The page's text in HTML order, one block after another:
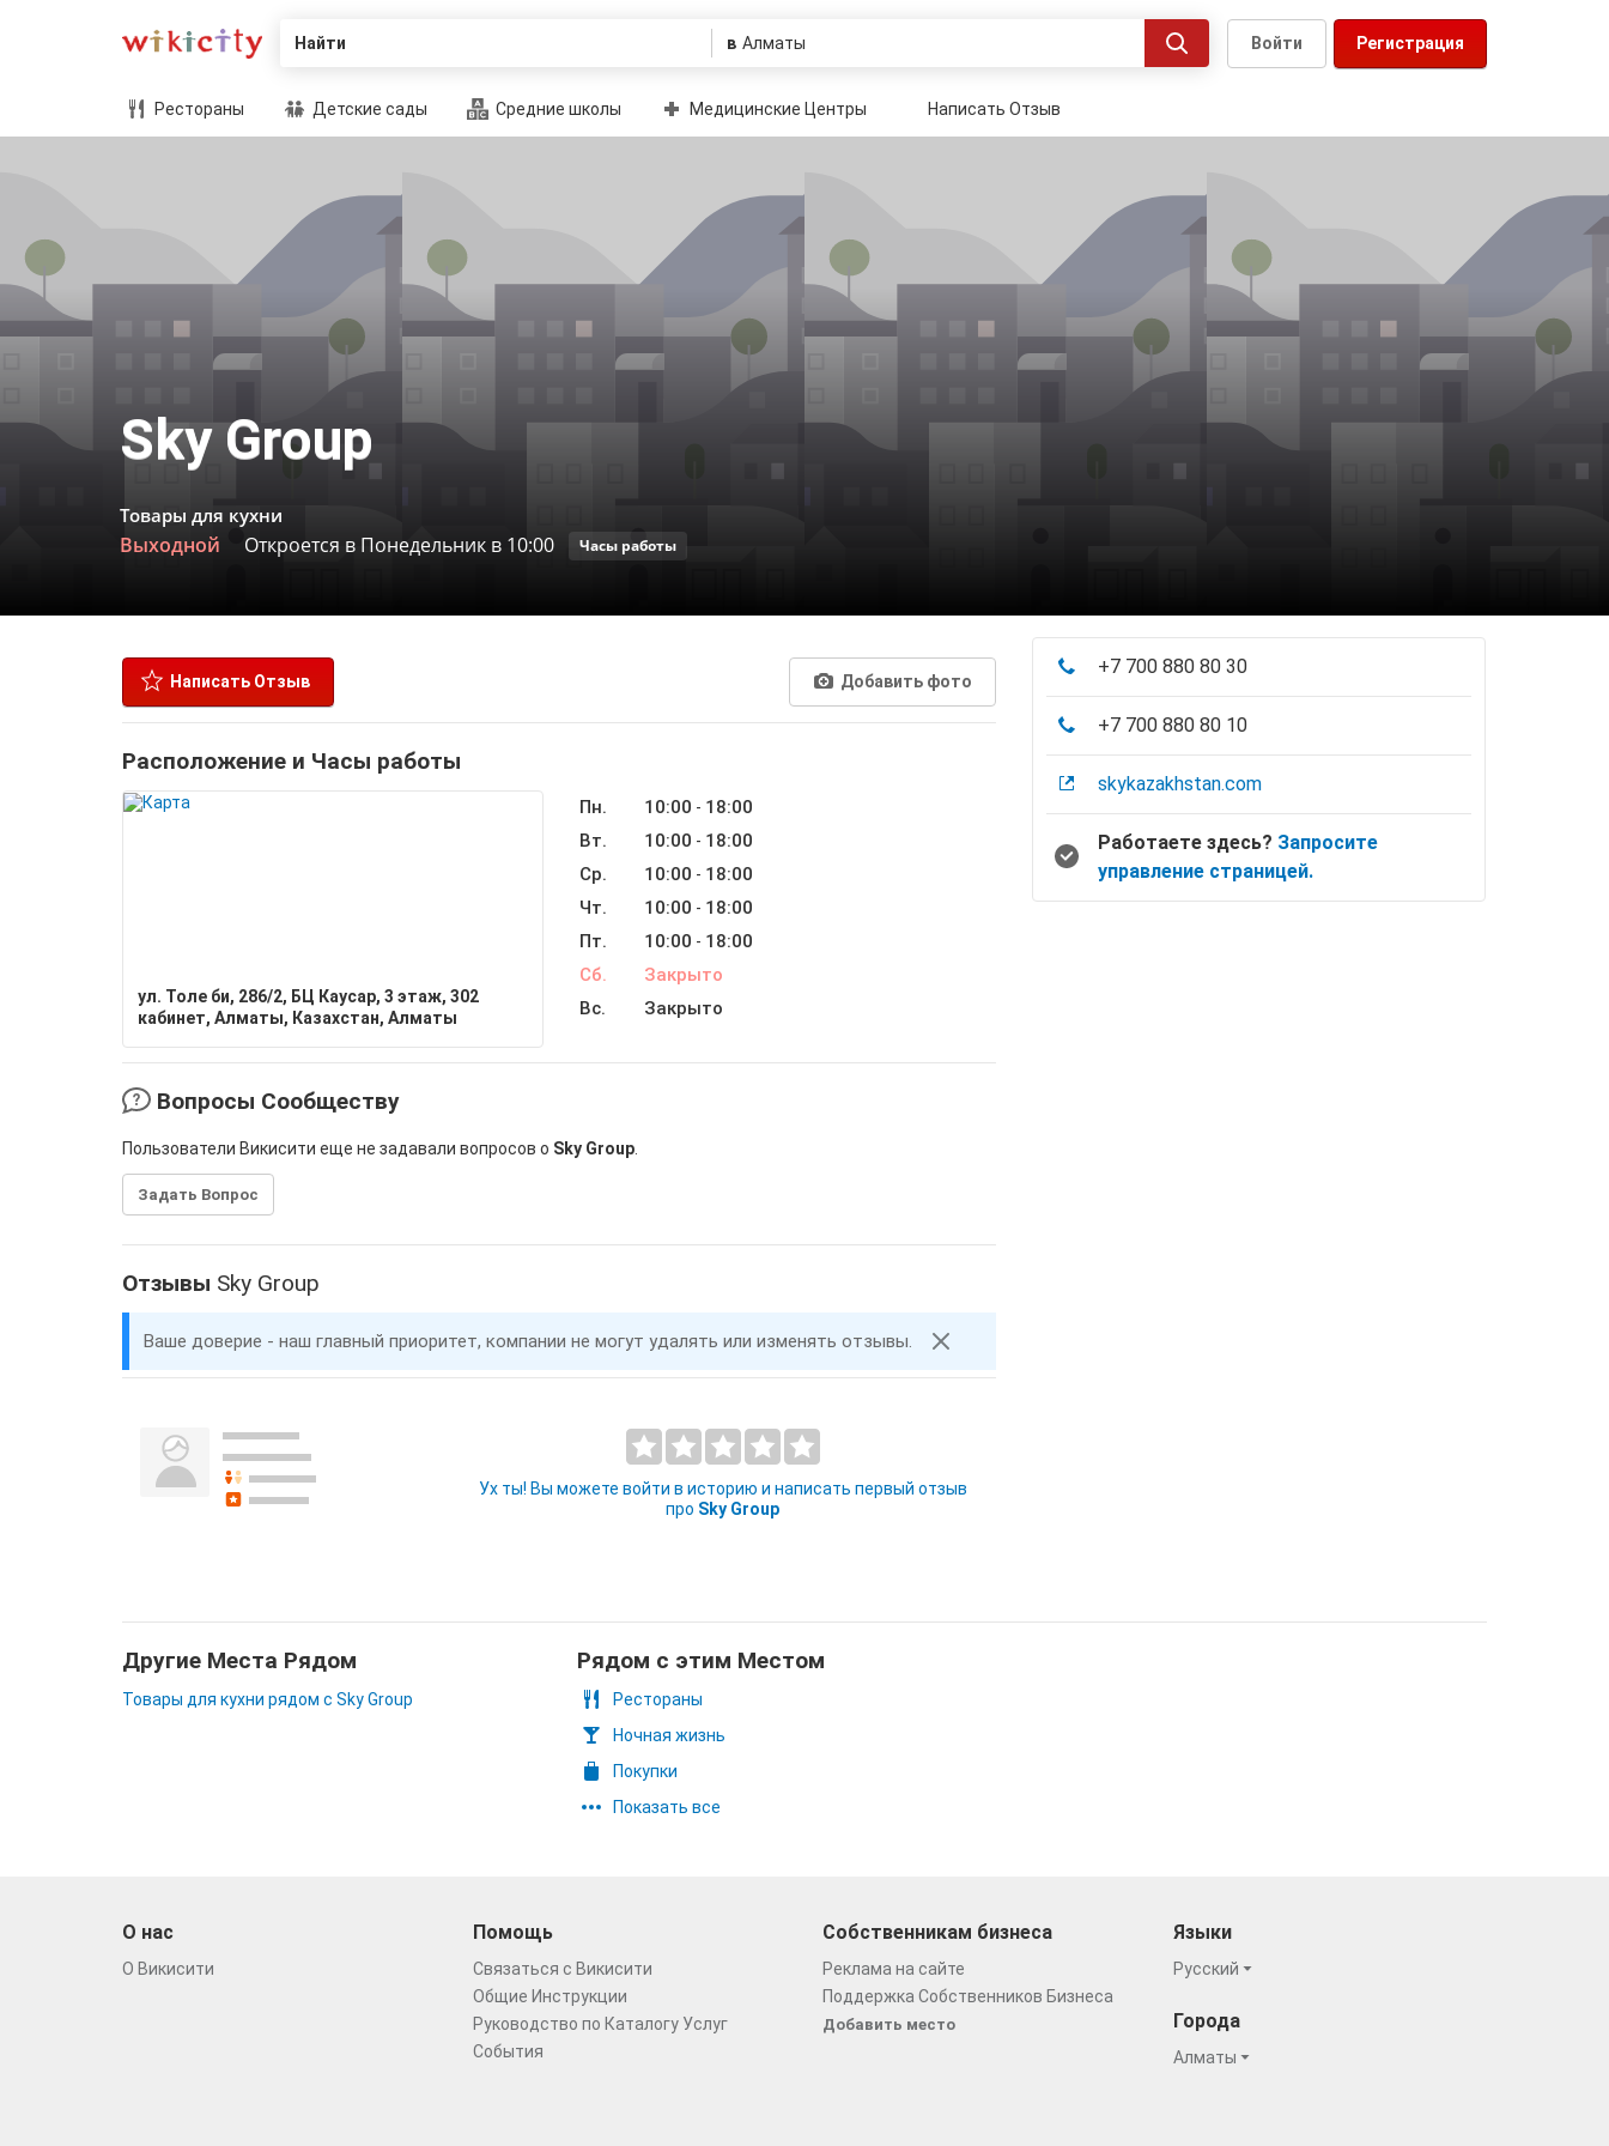
Найти в Регистрация
Войти
Рестораны Детские сады Средние школы Медицинские Центры Написать Отзыв
Sky Group
Товары для кухни
Выходной Откроется в Понедельник в 10:00 Часы работы
Написать Отзыв Добавить фото
Расположение и Часы работы
ул. Толе би, 286/2, БЦ Каусар, 3 этаж, 302
кабинет, Алматы, Казахстан, Алматы
Пн. 10:00 - 18:00
Вт.
10:00 - 18:00
Ср.
10:00 - 18:00
Чт.
10:00 - 18:00
Пт.
10:00 - 18:00
Сб.
Закрыто
Вс.
Закрыто
Вопросы Сообществу
Пользователи Викисити еще не задавали вопросов о Sky Group
Задать Вопрос
Отзывы Sky Group
Ваше доверие - наш главный приоритет, компании не могут удалять или изменять отзывы.
Ух ты! Вы можете войти в историю и написать первый отзыв
про Sky Group
+7 700 880 80 30
+7 700 880 80 10
skykazakhstan.com
Работаете здесь? Запросите
управление страницей.
Другие Места Рядом
Товары для кухни рядом с Sky Group
Рядом с этим Местом
Рестораны
Ночная жизнь
Покупки
Показать все
О нас
О Викисити
Помощь
Связаться с Викисити
Общие Инструкции
Руководство по Каталогу Услуг
События
Собственникам бизнеса
Реклама на сайте
Поддержка Собственников Бизнеса
Добавить место
Языки
Русский
Города
Алматы